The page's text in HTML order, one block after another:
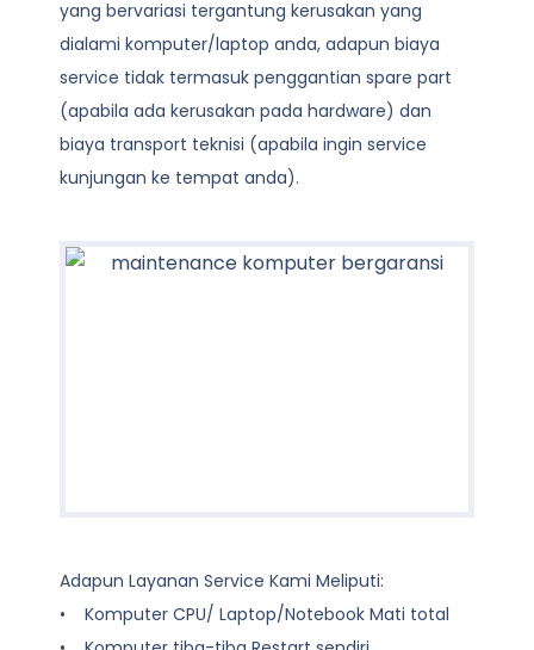
yang bervariasi tergantung kerusakan yang
dialami komputer/laptop anda, adapun biaya
service tidak termasuk penggantian spare part
(apabila ada kerusakan pada hardware) dan
biaya transport teknisi (apabila ingin service
kunjungan ke tempat anda).
Adapun Layanan Service Kami Meliputi:
• Komputer CPU/ Laptop/Notebook Mati total